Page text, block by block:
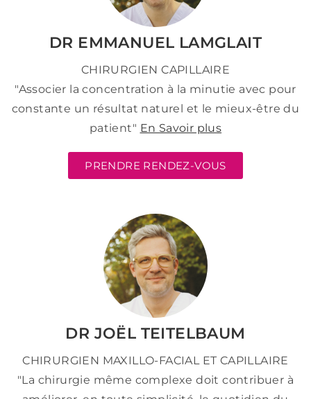
DR EMMANUEL LAMGLAIT
CHIRURGIEN CAPILLAIRE
"Associer la concentration à la minutie avec pour
constante un résultat naturel et le mieux-être du
patient" En Savoir plus
PRENDRE RENDEZ-VOUS
DR JOËL TEITELBAUM
CHIRURGIEN MAXILLO-FACIAL ET CAPILLAIRE
"La chirurgie même complexe doit contribuer à